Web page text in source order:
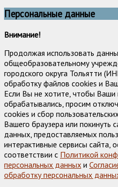
Персональные данные
Внимание!
Продолжая использовать
общеобразовательному
городского округа Тольятти
обработку файлов cookies и
Если Вы не хотите, чтобы
обрабатывались, просим
cookies и сбор
Вашего браузера или покинуть
данных, предоставляемых
интерактивные сервисы сайта,
соответствии с Политикой
персональных данных и
обработку персональных